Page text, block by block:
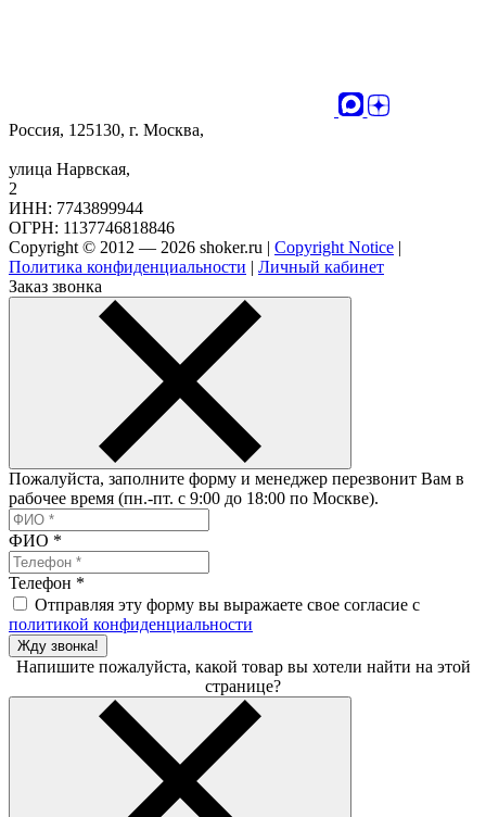
Россия, 125130, г. Москва,
улица Нарвская,
2
ИНН: 7743899944
ОГРН: 1137746818846
Copyright © 2012 — 2026 shoker.ru | Copyright Notice |
Политика конфиденциальности | Личный кабинет
Заказ звонка
Пожалуйста, заполните форму и менеджер перезвонит Вам в
рабочее время (пн.-пт. с 9:00 до 18:00 по Москве).
ФИО *
Телефон *
Отправляя эту форму вы выражаете свое согласие с
политикой конфиденциальности
Жду звонка!
Напишите пожалуйста, какой товар вы хотели найти на этой
странице?